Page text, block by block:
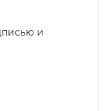
и